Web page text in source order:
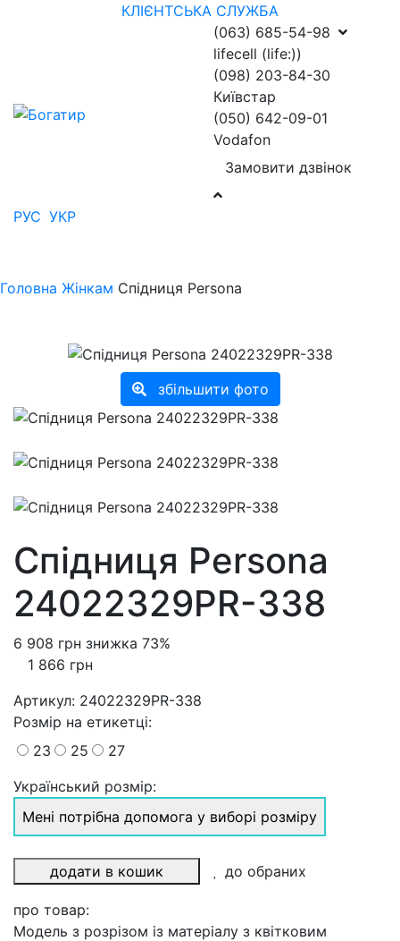
КЛІЄНТСЬКА СЛУЖБА
(063) 685-54-98
lifecell (life:))
(098) 203-84-30
Київстар
(050) 642-09-01
Vodafon
Замовити дзвінок
РУС УКР
Головна Жінкам Спідниця Persona
збільшити фото
Спідниця Persona
24022329PR-338
6 908 грн знижка 73%
1 866 грн
Артикул: 24022329PR-338
Розмiр на етикетці:
23
25
27
Український розмір:
Мені потрібна допомога у виборі розміру
додати в кошик до обраних
про товар:
Модель з розрізом із матеріалу з квітковим